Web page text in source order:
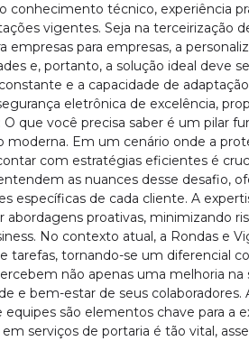
conhecimento técnico, experiência
vigentes. Seja na terceirização
empresas para empresas, a
e, portanto, a solução ideal deve
e a capacidade de
eletrônica de excelência,
O que você precisa saber é um pilar
moderna. Em um cenário onde a
com estratégias eficientes é
as nuances desse desafio,
específicas de cada cliente. A
abordagens proativas, minimizando
No contexto atual, a Rondas e
tarefas, tornando-se um diferencial
não apenas uma melhoria
e bem-estar de seus
equipes são elementos chave para a
serviços de portaria é tão vital,